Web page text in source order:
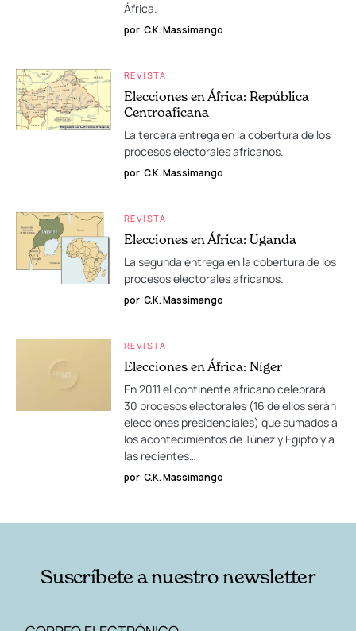
África.
por C.K. Massimango
REVISTA
Elecciones en África: República
Centroaficana
La tercera entrega en la cobertura de los
procesos electorales africanos.
por C.K. Massimango
REVISTA
Elecciones en África: Uganda
La segunda entrega en la cobertura de los
procesos electorales africanos.
por C.K. Massimango
REVISTA
Elecciones en África: Níger
En 2011 el continente africano celebrará
30 procesos electorales (16 de ellos serán
elecciones presidenciales) que sumados a
los acontecimientos de Túnez y Egipto y a
las recientes…
por C.K. Massimango
Suscríbete a nuestro newsletter